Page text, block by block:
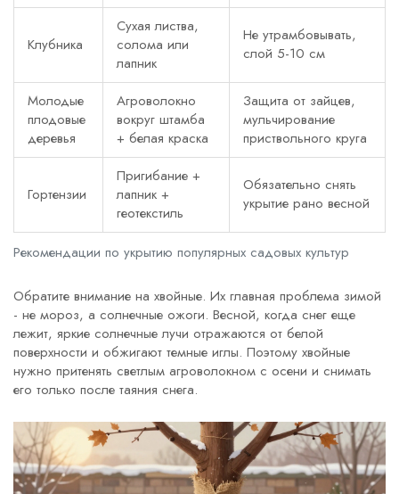
Рекомендации по укрытию популярных садовых культур
Клубника
Сухая листва,
солома или
лапник
Не утрамбовывать,
слой 5-10 см
Молодые
плодовые
деревья
Агроволокно
вокруг штамба
+ белая краска
Защита от зайцев,
мульчирование
приствольного круга
Гортензии
Пригибание +
лапник +
геотекстиль
Обязательно снять
укрытие рано весной
Обратите внимание на хвойные. Их главная проблема зимой
- не мороз, а солнечные ожоги. Весной, когда снег еще
лежит, яркие солнечные лучи отражаются от белой
поверхности и обжигают темные иглы. Поэтому хвойные
нужно притенять светлым агроволокном с осени и снимать
его только после таяния снега.